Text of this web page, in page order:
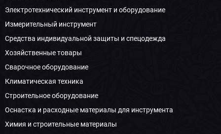
Электротехнический инструмент и оборудование
Измерительный инструмент
Средства индивидуальной защиты и спецодежда
Хозяйственные товары
Сварочное оборудование
Климатическая техника
Строительное оборудование
Оснастка и расходные материалы для инструмента
Химия и строительные материалы